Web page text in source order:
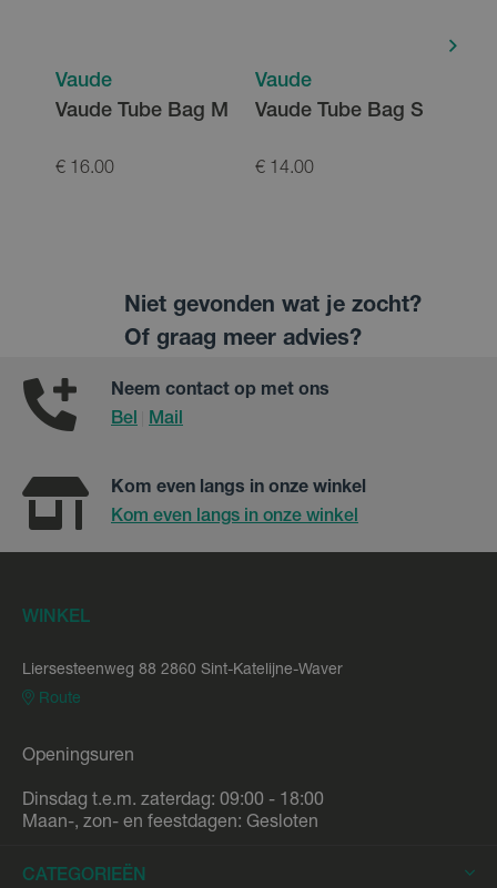
Vaude
Vaude Tube Bag M
€ 16.00
Vaude
Vaude Tube Bag S
€ 14.00
Niet gevonden wat je zocht?
Of graag meer advies?
Neem contact op met ons
Bel
Mail
Kom even langs in onze winkel
Kom even langs in onze winkel
WINKEL
Liersesteenweg 88 2860 Sint-Katelijne-Waver
Route
Openingsuren
Dinsdag t.e.m. zaterdag: 09:00 - 18:00
Maan-, zon- en feestdagen: Gesloten
CATEGORIEËN